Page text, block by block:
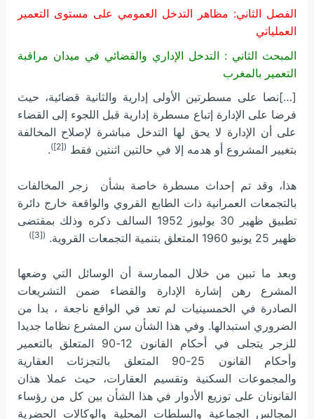
الفصل الثاني: مظاهر التدخل العمومي على مستوى التعمير
العملياتي
المبحث الثاني : التدخل الإداري والقضائي في ميدان مراقبة
التعمير بالمغرب
[…]نصا على مسطرتين الأولى إدارية والثانية قضائية، حيث
فرضا على الإدارة إتباع مسطرة إدارية قبل اللجوء إلى القضاء
على أن الإدارة لا يحق لها التدخل مباشرة لإصلاح المخالفة
بتغيير المشروع أو هدمه إلا في حالتين اثنتين فقط ([2])
.
هذا، وقد تم إحداث مسطرة خاصة بشأن زجر المخالفات
بالتجمعات العمرانية ذات الطابع القروي والواقعة خارج دائرة
تطبيق ظهير 30 يوليوز 1952 السالف ذكره وذلك بمقتضى
ظهير 25 يونيو 1960 المتعلق بتنمية التجمعات القروية.
([3])
وبعد ما تبين من خلال الممارسة أن الوسائل التي وضعها
المشرع رهن إشارة الإدارة والقضاء ضمن التشريعات
الصادرة في الخمسينيات لم تعد في الواقع ناجعة ، بدا من
الضروري استبدالها. وفي هذا الشأن سن المشرع نظاما جديدا
للزجر يتجلى في أحكام القانون 12-90 المتعلق بالتعمير
وأحكام القانون 25-90 المتعلق بالتجزئات العقارية
والمجموعات السكنية وتقسيم العقارات، حيث عملا هذان
القانونان على توزيع الأدوار في هذا الشأن بين كل من رؤساء
المجالس الجماعية والسلطات المحلية والوكالات الحضرية